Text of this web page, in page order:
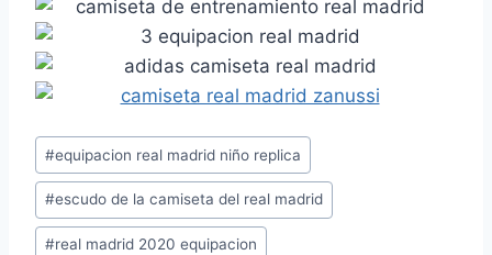
Etiquetas
de
la
entrada:
#equipacion real madrid niño replica
#escudo de la camiseta del real madrid
#real madrid 2020 equipacion